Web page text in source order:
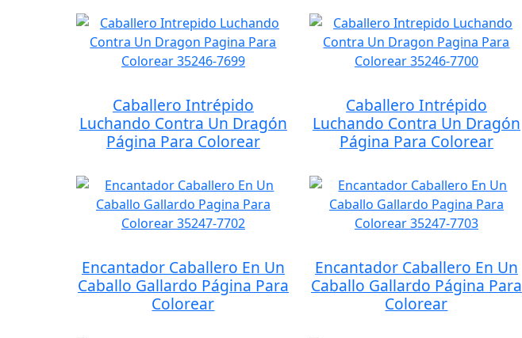
Caballero Intrépido
Luchando Contra Un Dragón
Página Para Colorear
Caballero Intrépido
Luchando Contra Un Dragón
Página Para Colorear
Encantador Caballero En Un
Caballo Gallardo Página Para
Colorear
Encantador Caballero En Un
Caballo Gallardo Página Para
Colorear